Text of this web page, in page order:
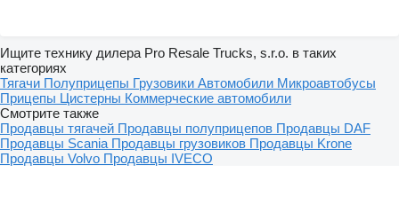
Ищите технику дилера Pro Resale Trucks, s.r.o. в таких
категориях
Тягачи Полуприцепы Грузовики Автомобили Микроавтобусы
Прицепы Цистерны Коммерческие автомобили
Смотрите также
Продавцы тягачей Продавцы полуприцепов Продавцы DAF
Продавцы Scania Продавцы грузовиков Продавцы Krone
Продавцы Volvo Продавцы IVECO